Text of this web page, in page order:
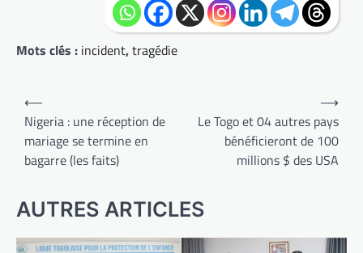
Mots clés : incident,tragédie
Navigation
de
l’article
⟵
Nigeria : une réception de
mariage se termine en
bagarre (les faits)
Le Togo et 04 autres pays
bénéficieront de 100
millions $ des USA
⟶
AUTRES ARTICLES